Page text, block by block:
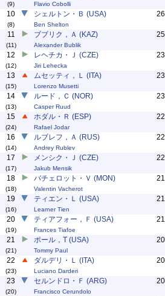
(9) Flavio Cobolli
10
(8)
シェルトン・Ｂ (USA)
Ben Shelton
11
(11)
ブブリク，Ａ (KAZ)
Alexander Bublik
12
(12)
レヘチカ・Ｊ (CZE)
Jiri Lehecka
13
(15)
ムセッティ，Ｌ (ITA)
Lorenzo Musetti
14
(13)
ルード，Ｃ (NOR)
Casper Ruud
15
(24)
ホダル・Ｒ (ESP)
Rafael Jodar
16
(14)
ルブレフ，Ａ (RUS)
Andrey Rublev
17
(17)
メンシク・Ｊ (CZE)
Jakub Mensik
18
(18)
バチェロット・Ｖ (MON)
Valentin Vacherot
19
(16)
ティエン・Ｌ (USA)
Learner Tien
20
(19)
ティアフォー，Ｆ (USA)
Frances Tiafoe
21
(21)
ポール，T (USA)
Tommy Paul
22
(23)
ダルデリ・Ｌ (ITA)
Luciano Darderi
23
(20)
セルンドロ・Ｆ (ARG)
Francisco Cerundolo